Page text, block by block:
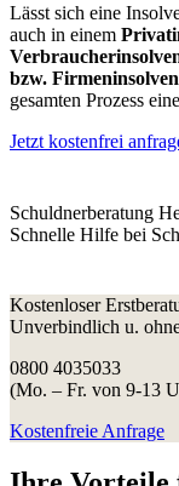
Lässt sich eine
auch in einem
bzw.
gesamten Prozess
Jetzt kostenfrei
Schuldnerberatung
Schnelle Hilfe bei
Kostenloser
Unverbindlich u.
0800 4035033
(Mo. – Fr. von 9-13
Kostenfreie Anfrage